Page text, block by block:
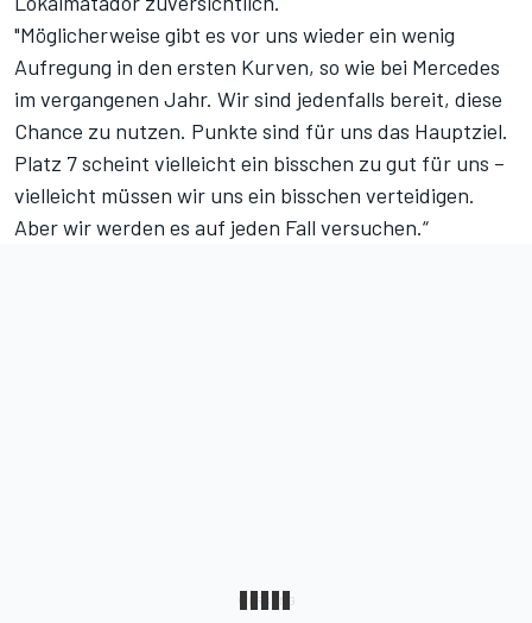
"Möglicherweise gibt es vor uns wieder ein wenig
Aufregung in den ersten Kurven, so wie bei Mercedes
im vergangenen Jahr. Wir sind jedenfalls bereit, diese
Chance zu nutzen. Punkte sind für uns das Hauptziel.
Platz 7 scheint vielleicht ein bisschen zu gut für uns –
vielleicht müssen wir uns ein bisschen verteidigen.
Aber wir werden es auf jeden Fall versuchen.“